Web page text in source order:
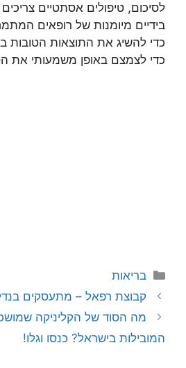
לסיכום, טיפולים אסתטיים
בידיים מיומנות של רופאים
כדי להשיג את התוצאות הטובות
כדי לצמצם באופן משמעותי את
קטגוריות
בריאות
קבוצת רפאל – מתעסקים
מה הסוד של הקליניקה
המובילות בישראל? כנסו וגלו!